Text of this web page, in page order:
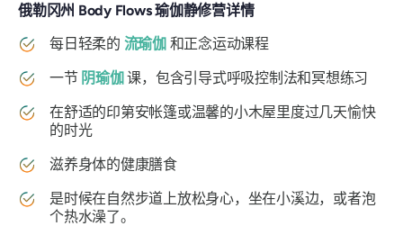
俄勒冈州 Body Flows 瑜伽静修营详情
每日轻柔的 流瑜伽和正念运动课程
一节 阴瑜伽课，包含引导式呼吸控制法和冥想练习
在舒适的印第安帐篷或温馨的小木屋里度过几天愉快
的时光
滋养身体的健康膳食
是时候在自然步道上放松身心，坐在小溪边，或者泡
个热水澡了。